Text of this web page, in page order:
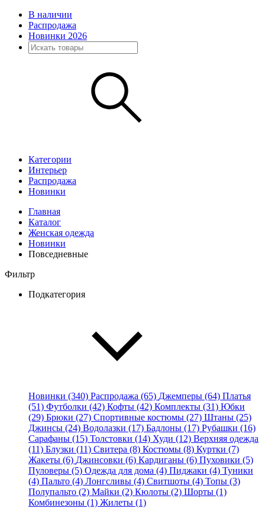
В наличии
Распродажа
Новинки 2026
Категории
Интерьер
Распродажа
Новинки
Главная
Каталог
Женская одежда
Новинки
Повседневные
Фильтр
Подкатегория
Новинки (340) Распродажа (65) Джемперы (64) Платья
(51) Футболки (42) Кофты (42) Комплекты (31) Юбки
(29) Брюки (27) Спортивные костюмы (27) Штаны (25)
Джинсы (24) Водолазки (17) Бадлоны (17) Рубашки (16)
Сарафаны (15) Толстовки (14) Худи (12) Верхняя одежда
(11) Блузки (11) Свитера (8) Костюмы (8) Куртки (7)
Жакеты (6) Джинсовки (6) Кардиганы (6) Пуховики (5)
Пуловеры (5) Одежда для дома (4) Пиджаки (4) Туники
(4) Пальто (4) Лонгсливы (4) Свитшоты (4) Топы (3)
Полупальто (2) Майки (2) Кюлоты (2) Шорты (1)
Комбинезоны (1) Жилеты (1)